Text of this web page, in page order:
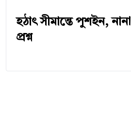
হঠাৎ সীমান্তে পুশইন, নানা
প্রশ্ন